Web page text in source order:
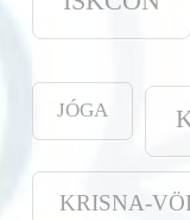
JÓGA
KRISNA-